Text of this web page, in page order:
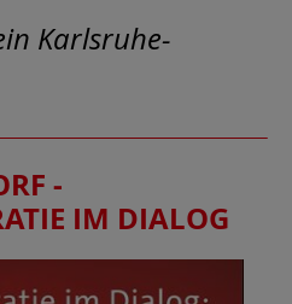
Karlsruhe-
-
IM DIALOG